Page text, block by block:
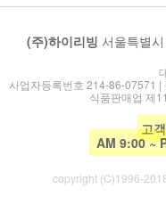
(주)하이리빙 서울특별
사업자등록번호 214-86-07571 |
식품판매업 제
고
AM 9:00 ~
copyright (C)1996-